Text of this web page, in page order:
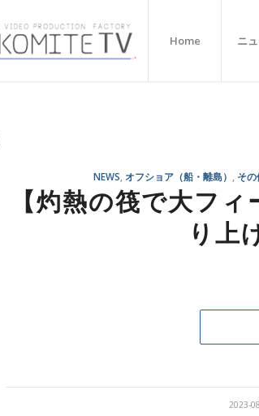
Home ニ
NEWS オフショア（船・離島） その
【灼熱の筏で大フ
り上
2023-
/